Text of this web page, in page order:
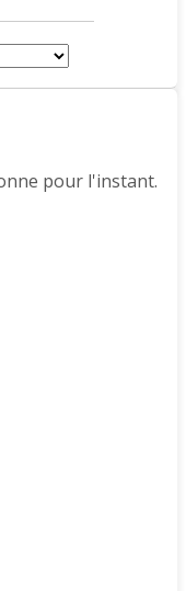
pour l'instant.